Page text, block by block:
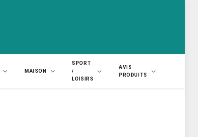
MAISON
SPORT
/
LOISIRS
AVIS
PRODUITS